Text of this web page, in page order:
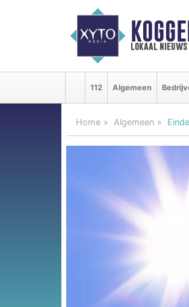
lokaal nieuws
112 Algemeen
Home Algemeen